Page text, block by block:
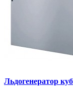
Льдогенератор